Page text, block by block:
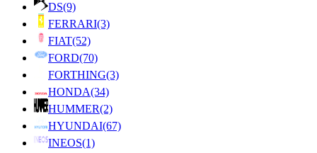
DS(9)
FERRARI(3)
FIAT(52)
FORD(70)
FORTHING(3)
HONDA(34)
HUMMER(2)
HYUNDAI(67)
INEOS(1)